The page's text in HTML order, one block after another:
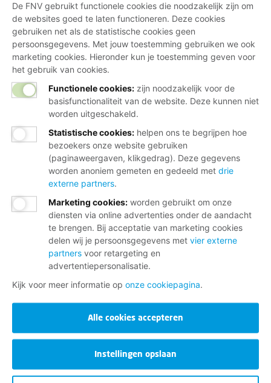
De FNV gebruikt functionele cookies die noodzakelijk zijn om
de websites goed te laten functioneren. Deze cookies
gebruiken net als de statistische cookies geen
persoonsgegevens. Met jouw toestemming gebruiken we ook
marketing cookies. Hieronder kun je toestemming geven voor
het gebruik van cookies.
Functionele cookies: zijn noodzakelijk voor de
basisfunctionaliteit van de website. Deze kunnen niet
worden uitgeschakeld.
Statistische cookies: helpen ons te begrijpen hoe
bezoekers onze website gebruiken
(paginaweergaven, klikgedrag). Deze gegevens
worden anoniem gemeten en gedeeld met drie
externe partners.
Marketing cookies: worden gebruikt om onze
diensten via online advertenties onder de aandacht
te brengen. Bij acceptatie van marketing cookies
delen wij je persoonsgegevens met vier externe
partners voor retargeting en
advertentiepersonalisatie.
Kijk voor meer informatie op onze cookiepagina.
Alle cookies accepteren
Instellingen opslaan